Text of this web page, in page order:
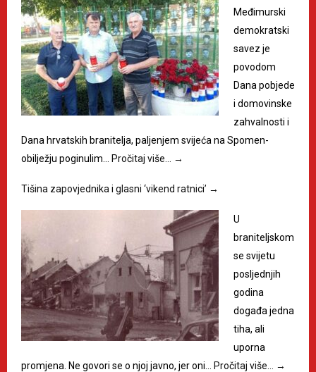
Međimurski
demokratski
savez je
povodom
Dana pobjede
i domovinske
zahvalnosti i
Dana hrvatskih branitelja, paljenjem svijeća na Spomen-
obilježju poginulim… Pročitaj više… →
Tišina zapovjednika i glasni ‘vikend ratnici’ →
U
braniteljskom
se svijetu
posljednjih
godina
događa jedna
tiha, ali
uporna
promjena. Ne govori se o njoj javno, jer oni… Pročitaj više… →